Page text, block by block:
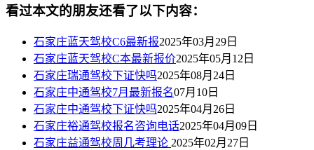
看过本文的朋友还看了以下内容：
石家庄蓝天驾校C6最新报2025年03月29日
石家庄蓝天驾校C本最新报价2025年05月12日
石家庄瑞通驾校下证快吗2025年08月24日
石家庄中通驾校7月最新报名07月10日
石家庄中通驾校下证快吗2025年04月26日
石家庄裕通驾校报名咨询电话2025年04月09日
石家庄益通驾校周几考理论 2025年02月27日